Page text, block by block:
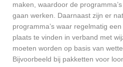
maken, waardoor de
gaan werken. Daarnaast zijn er
programma’s waar regelmatig
plaats te vinden in verband met
moeten worden op basis van
Bijvoorbeeld bij pakketten voor